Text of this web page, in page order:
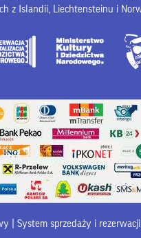
z Islandii, Liechtensteinu i
| System sprzedaży i